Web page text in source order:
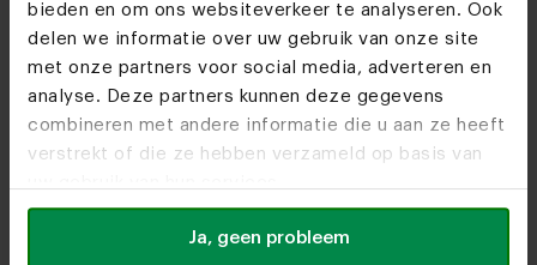
bieden en om ons websiteverkeer te analyseren. Ook
delen we informatie over uw gebruik van onze site
met onze partners voor social media, adverteren en
analyse. Deze partners kunnen deze gegevens
combineren met andere informatie die u aan ze heeft
verstrekt of die ze hebben verzameld op basis van
Ja, geen probleem
Dit is hoe het werkt
We verkopen hier uiteenlopendemeubels zoals
banken , stoelen eettafels salontafels
bijvoorbeeld nieuwe meubels die mee zijn
geweest naar fotoshoots. Echte buitenkansjes
een mooie prijs mee naar huis!Let op: